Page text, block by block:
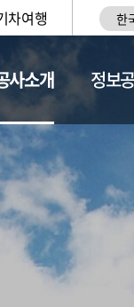
차여행 한
사소개
황
정보